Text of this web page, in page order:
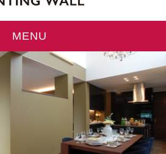
MENU